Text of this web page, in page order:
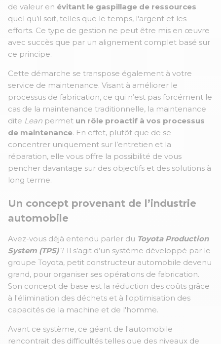
de valeur en évitant le gaspillage de ressources
quel qu’il soit, telles que le temps, l'argent et les
efforts. Ce type de gestion ne peut être mis en œuvre
avec succès que par un alignement complet basé sur
ce principe.
Cette démarche se transpose également à votre
service de maintenance. Visant à améliorer le
processus de fabrication, ce qui n’est pas forcément le
cas de la maintenance traditionnelle, la maintenance
dite Lean permet un rôle proactif à vos processus
de maintenance. En effet, plutôt que de se
concentrer uniquement sur l’entretien et la
réparation, elle vous offre la possibilité de vous
pencher davantage sur des objectifs et des solutions à
long terme.
Un concept provenant de l’industrie
automobile
Avez-vous déjà entendu parler du Toyota Production
System (TPS)? Il s’agit d’un système développé par le
groupe Toyota, petit constructeur automobile devenu
grand, pour organiser ses opérations de fabrication.
Son concept de base est la réduction des coûts grâce
à l'élimination des déchets et à l'optimisation des
capacités de la machine et de l'homme.
Avant ce système, ce géant de l'automobile
rencontrait des difficultés telles que des niveaux de